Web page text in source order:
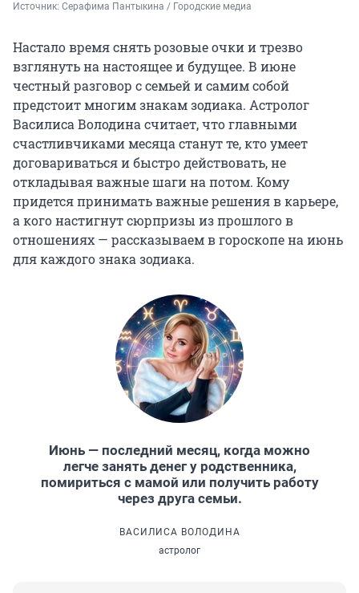
Источник: Серафима Пантыкина / Городские медиа
Настало время снять розовые очки и трезво
взглянуть на настоящее и будущее. В июне
честный разговор с семьей и самим собой
предстоит многим знакам зодиака. Астролог
Василиса Володина считает, что главными
счастливчиками месяца станут те, кто умеет
договариваться и быстро действовать, не
откладывая важные шаги на потом. Кому
придется принимать важные решения в карьере,
а кого настигнут сюрпризы из прошлого в
отношениях — рассказываем в гороскопе на июнь
для каждого знака зодиака.
Июнь — последний месяц, когда можно
легче занять денег у родственника,
помириться с мамой или получить работу
через друга семьи.
ВАСИЛИСА ВОЛОДИНА
астролог